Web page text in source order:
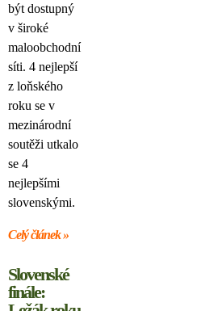
být dostupný
v široké
maloobchodní
síti. 4 nejlepší
z loňského
roku se v
mezinárodní
soutěži utkalo
se 4
nejlepšími
slovenskými.
Celý článek »
Slovenské
finále: